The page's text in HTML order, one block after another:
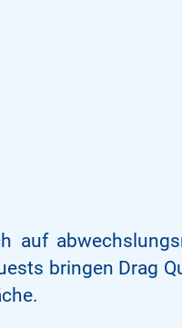
auf
bringen Drag